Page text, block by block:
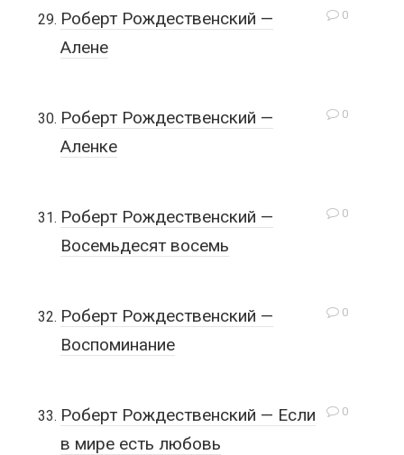
0
Роберт Рождественский —
Алене
0
Роберт Рождественский —
Аленке
0
Роберт Рождественский —
Восемьдесят восемь
0
Роберт Рождественский —
Воспоминание
0
Роберт Рождественский — Если
в мире есть любовь